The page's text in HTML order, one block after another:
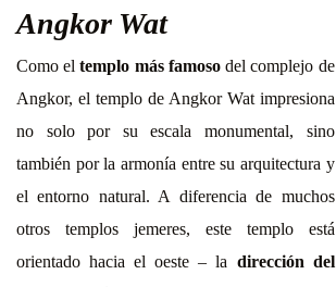
Angkor Wat
​​Como eltemplo más famosodel complejo de
Angkor, el templo de Angkor Wat impresiona
no solo por su escala monumental, sino
también por la armonía entre su arquitectura y
el entorno natural. A diferencia de muchos
otros templos jemeres, este templo está
orientado hacia el oeste – la dirección del